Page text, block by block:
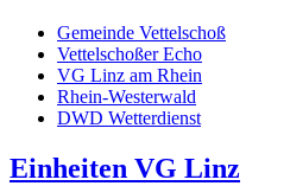
Gemeinde Vettelschoß
Vettelschoßer Echo
VG Linz am Rhein
Rhein-Westerwald
DWD Wetterdienst
Einheiten VG Linz